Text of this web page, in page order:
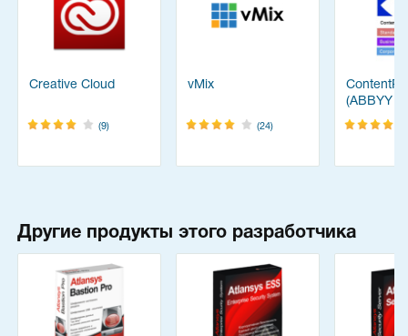
Creative Cloud
(9)
vMix
(24)
(ABBYY
Другие продукты этого разработчика